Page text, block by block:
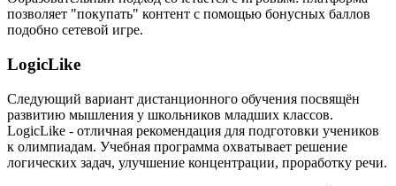
позволяет "покупать" контент с помощью бонусных баллов
подобно сетевой игре.
LogicLike
Следующий вариант дистанционного обучения посвящён
развитию мышления у школьников младших классов.
LogicLike - отличная рекомендация для подготовки учеников
к олимпиадам. Учебная программа охватывает решение
логических задач, улучшение концентрации, проработку речи.